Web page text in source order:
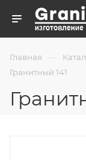
Главная —
Гранитный 141